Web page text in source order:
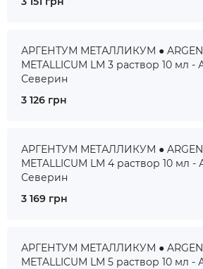
АРГЕНТУМ МЕТАЛЛИКУМ ●
METALLICUM LM 3 раствор 10 мл -
Северин
3 126 грн
АРГЕНТУМ МЕТАЛЛИКУМ ●
METALLICUM LM 4 раствор 10 мл -
Северин
3 169 грн
АРГЕНТУМ МЕТАЛЛИКУМ ●
METALLICUM LM 5 раствор 10 мл -